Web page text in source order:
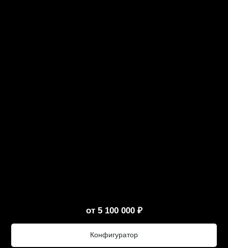
Конфигуратор
от 5 100 000 ₽